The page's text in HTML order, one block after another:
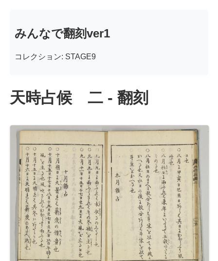
みんなで翻刻ver1
コレクション: STAGE9
天時占候 二 - 翻刻